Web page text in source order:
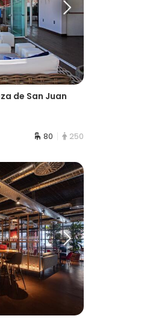
de San Juan
80 250